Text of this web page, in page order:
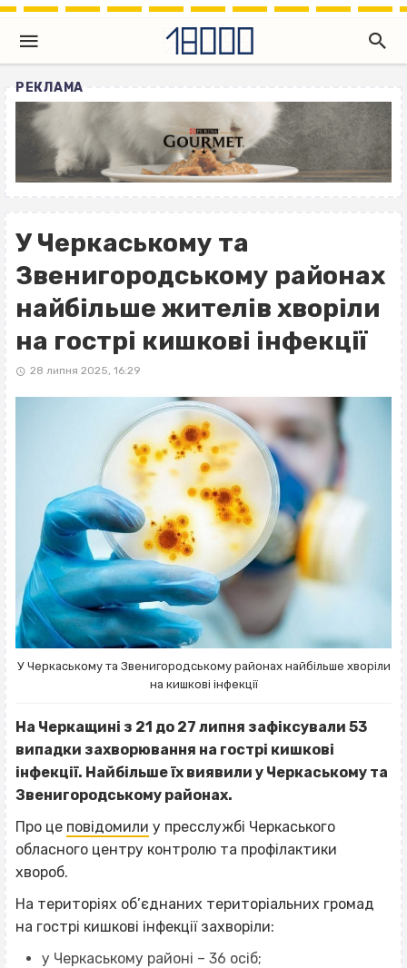
РЕКЛАМА
У Черкаському та
Звенигородському районах
найбільше жителів хворіли
на гострі кишкові інфекції
28 липня 2025, 16:29
У Черкаському та Звенигородському районах найбільше хворіли
на кишкові інфекції
На Черкащині з 21 до 27 липня зафіксували 53
випадки захворювання на гострі кишкові
інфекції. Найбільше їх виявили у Черкаському та
Звенигородському районах.
Про це повідомили у пресслужбі Черкаського
обласного центру контролю та профілактики
хвороб.
На територіях об’єднаних територіальних громад
на гострі кишкові інфекції захворіли:
у Черкаському районі – 36 осіб;